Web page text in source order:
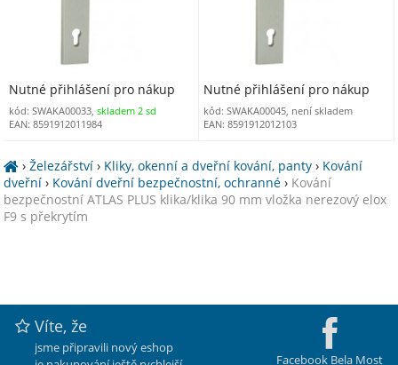
Nutné přihlášení pro nákup
kód: SWAKA00033, skladem 2 sd
EAN: 8591912011984
Nutné přihlášení pro nákup
kód: SWAKA00045, není skladem
EAN: 8591912012103
›Železářství › Kliky, okenní a dveřní kování, panty › Kování
dveřní › Kování dveřní bezpečnostní, ochranné › Kování
bezpečnostní ATLAS PLUS klika/klika 90 mm vložka nerezový elox
F9 s překrytím
Facebook Bela Most
Víte, že
jsme připravili nový eshop